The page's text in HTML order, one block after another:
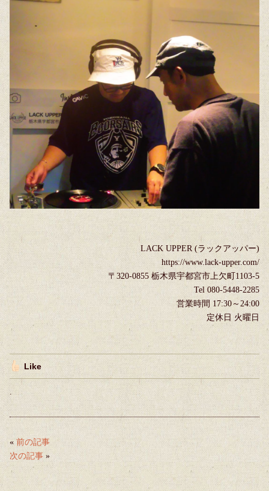
LACK UPPER (ラックアッパー)
https://www.lack-upper.com/
〒320-0855 栃木県宇都宮市上欠町1103-5
Tel 080-5448-2285
営業時間 17:30～24:00
定休日 火曜日
Like
.
«前の記事
次の記事 »